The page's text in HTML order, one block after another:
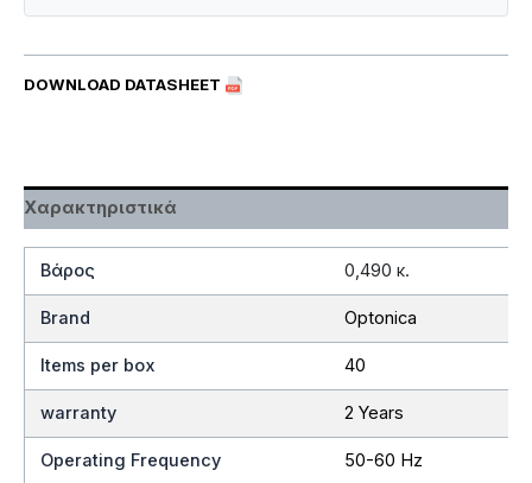
DOWNLOAD DATASHEET
Χαρακτηριστικά
Βάρος 0,490 κ.
Brand Optonica
Items per box 40
warranty 2 Years
Operating Frequency 50-60 Hz